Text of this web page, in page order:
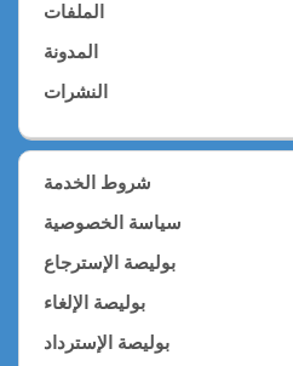
الملفات
المدونة
النشرات
شروط الخدمة
سياسة الخصوصية
بوليصة الإسترجاع
بوليصة الإلغاء
بوليصة الإسترداد